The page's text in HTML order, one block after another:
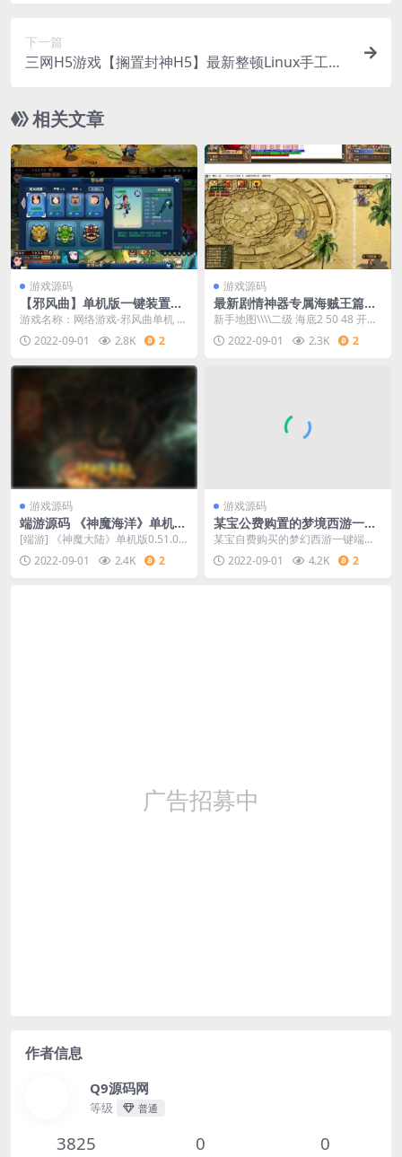
下一篇
三网H5游戏【搁置封神H5】最新整顿Linux手工效
相关文章
游戏源码
【邪风曲】单机版一键装置即
玩效劳端公益服2D回合制制网
游戏名称：网络游戏-邪风曲单机 配
置推荐：Windows XP/7 (32 或
2022-09-01 2.8K 2
游戏源码
最新剧情神器专属海贼王篇单
职业传奇版本
新手地图\\\\二级 海底2 50 48 开始
游戏 0 10001 0 新手地图...
2022-09-01 2.3K 2
游戏源码
端游源码 《神魔海洋》单机版
0.51.0冰火荣耀[典藏版效劳
端]
[端游] 《神魔大陆》单机版0.51.0
冰火荣耀[典藏版服务端]
2022-09-01 2.4K 2
游戏源码
某宝公费购置的梦境西游一键
端分享/GM助手/下载即玩带
教程
某宝自费购买的梦幻西游一键端分
享-GM工具-下载即玩带教程
2022-09-01 4.2K 2
作者信息
Q9源码网
等级 普通
3825 0 0